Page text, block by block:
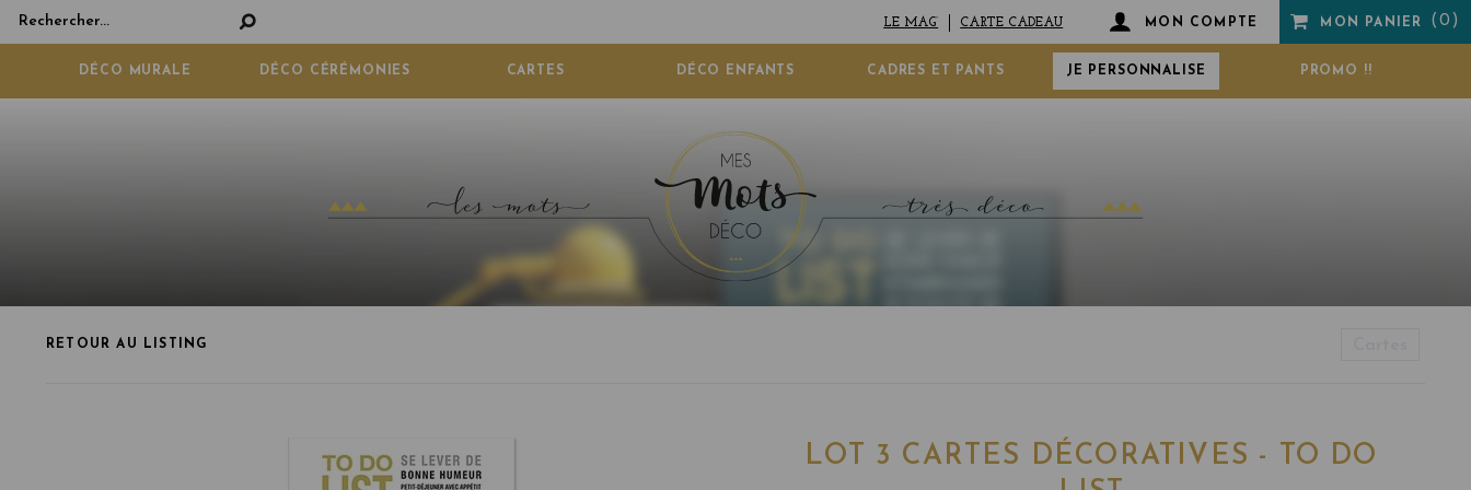
MON PANIER
MON COMPTE
LE MAG’ CARTE CADEAU
DÉCO MURALE DÉCO CÉRÉMONIES CARTES DÉCO ENFANTS CADRES ET PANTS JE PERSONNALISE PROMO !!
RETOUR AU LISTING
LOT 3 CARTES DÉCORATIVES - TO DO